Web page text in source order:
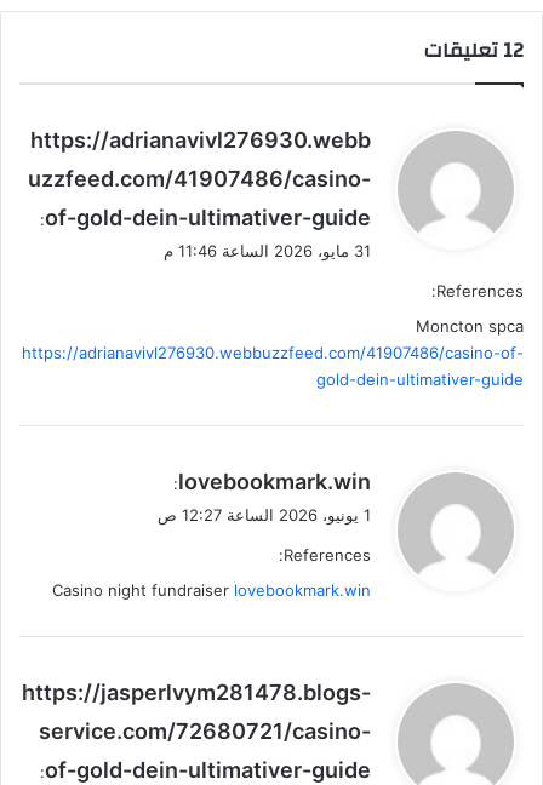
‫12 تعليقات
ي
ل
https://adrianavivl276930.webb
uzzfeed.com/41907486/casino-
of-gold-dein-ultimativer-guide
:
31 مايو، 2026 الساعة 11:46 م
References:
Moncton spca
https://adrianavivl276930.webbuzzfeed.com/41907486/casino-of-
gold-dein-ultimativer-guide
ي
ق
ل
lovebookmark.win
:
1 يونيو، 2026 الساعة 12:27 ص
References:
Casino night fundraiser lovebookmark.win
ي
ل
https://jasperlvym281478.blogs-
service.com/72680721/casino-
of-gold-dein-ultimativer-guide
: